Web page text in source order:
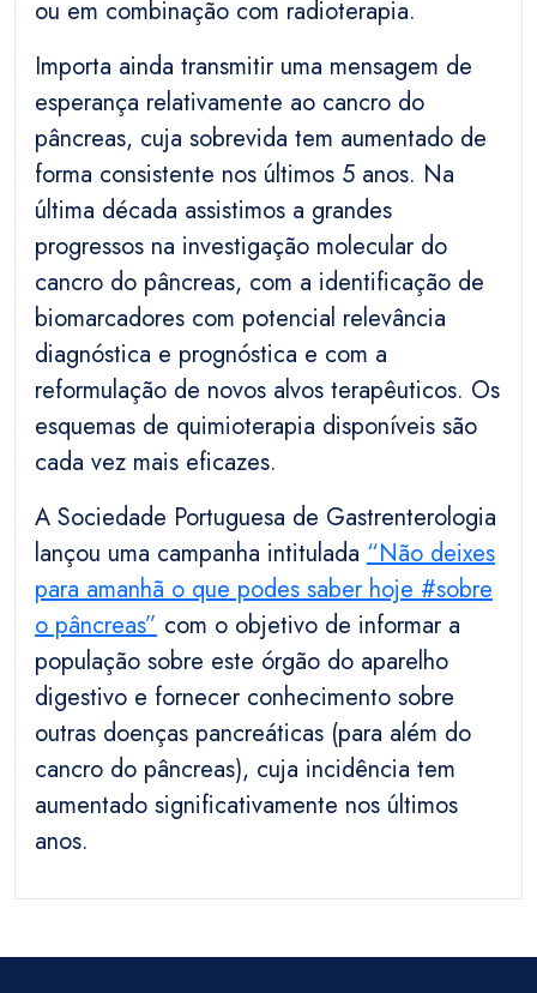
ou em combinação com radioterapia.
Importa ainda transmitir uma mensagem de
esperança relativamente ao cancro do
pâncreas, cuja sobrevida tem aumentado de
forma consistente nos últimos 5 anos. Na
última década assistimos a grandes
progressos na investigação molecular do
cancro do pâncreas, com a identificação de
biomarcadores com potencial relevância
diagnóstica e prognóstica e com a
reformulação de novos alvos terapêuticos. Os
esquemas de quimioterapia disponíveis são
cada vez mais eficazes.
A Sociedade Portuguesa de Gastrenterologia
lançou uma campanha intitulada “Não deixes
para amanhã o que podes saber hoje #sobre
o pâncreas” com o objetivo de informar a
população sobre este órgão do aparelho
digestivo e fornecer conhecimento sobre
outras doenças pancreáticas (para além do
cancro do pâncreas), cuja incidência tem
aumentado significativamente nos últimos
anos.